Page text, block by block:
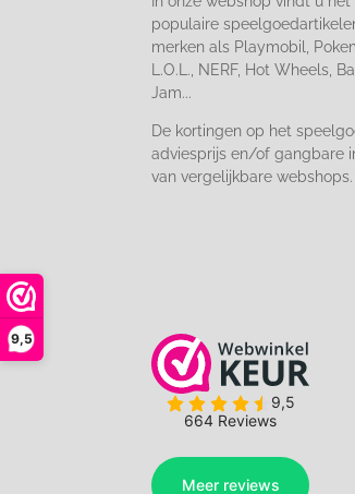
9,5
populaire
merken als Playmobil,
L.O.L., NERF, Hot Wheels,
Jam...
De kortingen op het
adviesprijs en/of gangbare
van vergelijkbare webshops.